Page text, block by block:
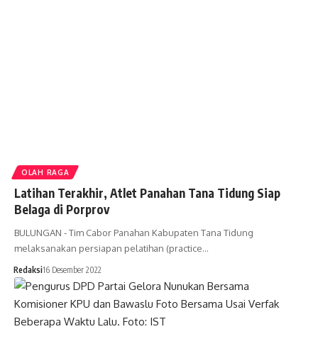
OLAH RAGA
Latihan Terakhir, Atlet Panahan Tana Tidung Siap
Belaga di Porprov
BULUNGAN - Tim Cabor Panahan Kabupaten Tana Tidung
melaksanakan persiapan pelatihan (practice…
Redaksi16 Desember 2022